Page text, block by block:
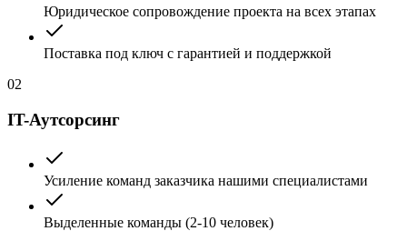
Юридическое сопровождение проекта на всех этапах
Поставка под ключ с гарантией и поддержкой
02
IT-Аутсорсинг
Усиление команд заказчика нашими специалистами
Выделенные команды (2-10 человек)